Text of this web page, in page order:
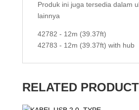
Produk ini juga tersedia dalam
lainnya
42782 - 12m (39.37ft)
42783 - 12m (39.37ft) with hub
RELATED